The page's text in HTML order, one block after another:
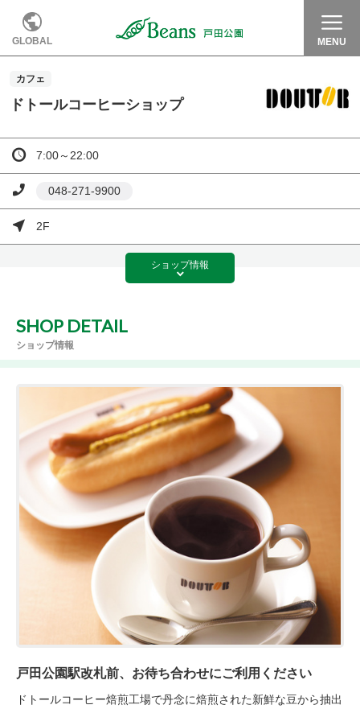
GLOBAL MENU
カフェ
ドトールコーヒーショップ
7:00～22:00
048-271-9900
2F
ショップ情報
SHOP DETAIL
ショップ情報
戸田公園駅改札前、お待ち合わせにご利用ください
ドトールコーヒー焙煎工場で丹念に焙煎された新鮮な豆から抽出